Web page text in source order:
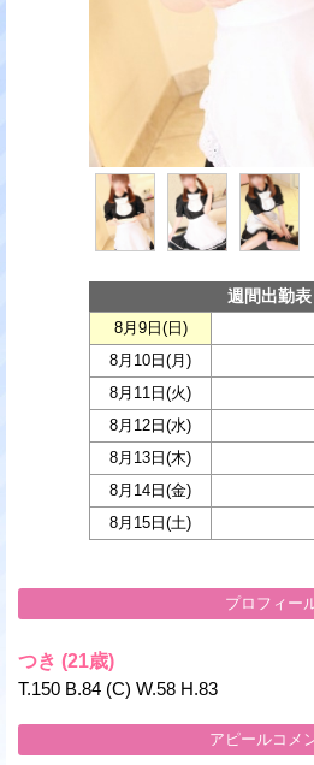
週間出勤表
8月9日(日 )
8月10日( 月 )
8月11日(火)
8月12日(水)
8月13日(木)
8月14日(金)
8月15日(土)
プロフィー
つき (21歳)
T.150 B.84 (C) W.58 H.83
アピールコメ